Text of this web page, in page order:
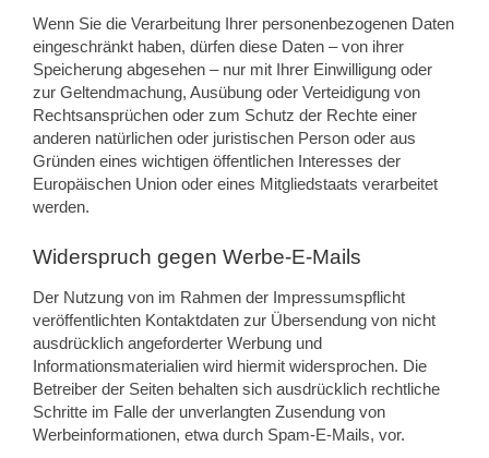
Wenn Sie die Verarbeitung Ihrer personenbezogenen Daten
eingeschränkt haben, dürfen diese Daten – von ihrer
Speicherung abgesehen – nur mit Ihrer Einwilligung oder
zur Geltendmachung, Ausübung oder Verteidigung von
Rechtsansprüchen oder zum Schutz der Rechte einer
anderen natürlichen oder juristischen Person oder aus
Gründen eines wichtigen öffentlichen Interesses der
Europäischen Union oder eines Mitgliedstaats verarbeitet
werden.
Widerspruch gegen Werbe-E-Mails
Der Nutzung von im Rahmen der Impressumspflicht
veröffentlichten Kontaktdaten zur Übersendung von nicht
ausdrücklich angeforderter Werbung und
Informationsmaterialien wird hiermit widersprochen. Die
Betreiber der Seiten behalten sich ausdrücklich rechtliche
Schritte im Falle der unverlangten Zusendung von
Werbeinformationen, etwa durch Spam-E-Mails, vor.